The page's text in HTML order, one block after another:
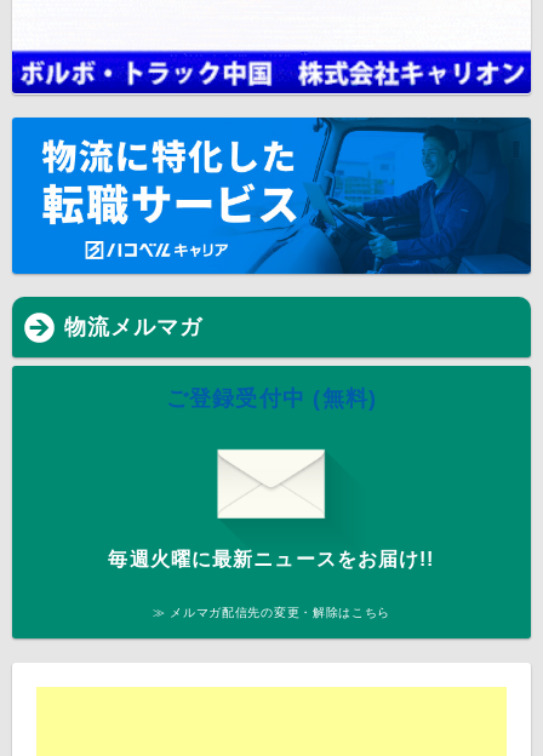
物流メルマガ
ご登録受付中 (無料)
毎週火曜に最新ニュースをお届け!!
≫ メルマガ配信先の変更・解除はこちら